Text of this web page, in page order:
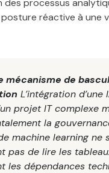
posture réactive à une
mécanisme de
L’intégration d’une
projet IT complexe
la
machine learning ne
pas de lire les
les dépendances